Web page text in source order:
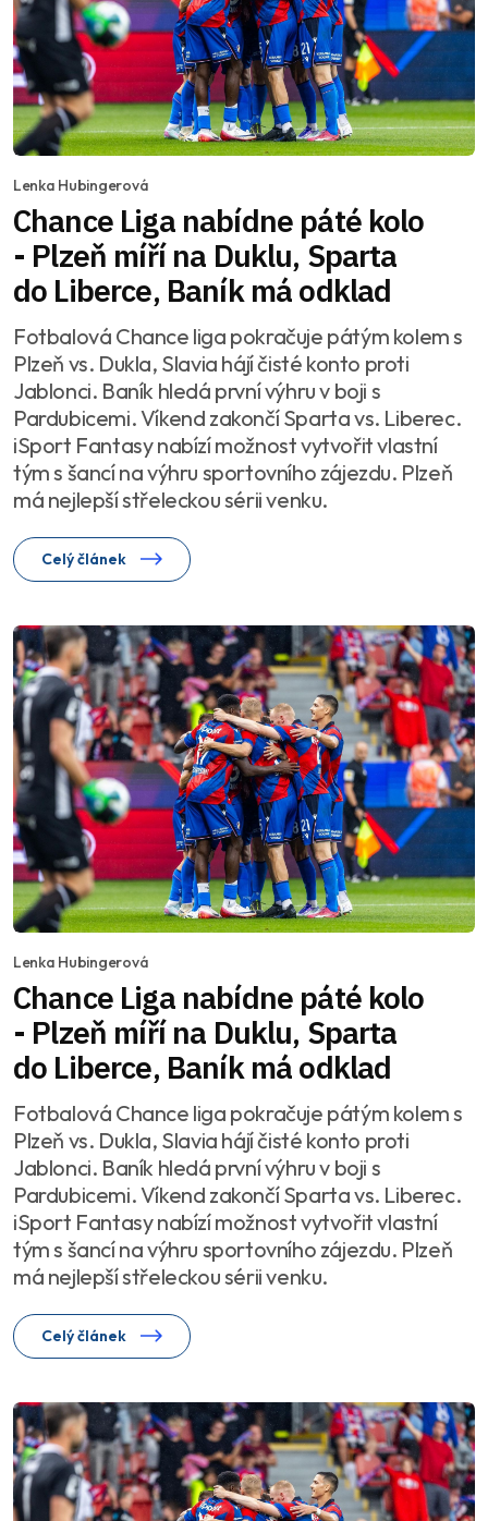
Lenka Hubingerová
Chance Liga nabídne páté kolo
- Plzeň míří na Duklu, Sparta
do Liberce, Baník má odklad
Fotbalová Chance liga pokračuje pátým kolem s
Plzeň vs. Dukla, Slavia hájí čisté konto proti
Jablonci. Baník hledá první výhru v boji s
Pardubicemi. Víkend zakončí Sparta vs. Liberec.
iSport Fantasy nabízí možnost vytvořit vlastní
tým s šancí na výhru sportovního zájezdu. Plzeň
má nejlepší střeleckou sérii venku.
Celý článek
Lenka Hubingerová
Chance Liga nabídne páté kolo
- Plzeň míří na Duklu, Sparta
do Liberce, Baník má odklad
Fotbalová Chance liga pokračuje pátým kolem s
Plzeň vs. Dukla, Slavia hájí čisté konto proti
Jablonci. Baník hledá první výhru v boji s
Pardubicemi. Víkend zakončí Sparta vs. Liberec.
iSport Fantasy nabízí možnost vytvořit vlastní
tým s šancí na výhru sportovního zájezdu. Plzeň
má nejlepší střeleckou sérii venku.
Celý článek